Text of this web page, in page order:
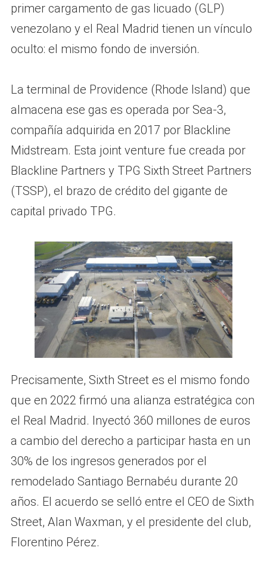
primer cargamento de gas licuado (GLP)
venezolano y el Real Madrid tienen un vínculo
oculto: el mismo fondo de inversión.
La terminal de Providence (Rhode Island) que
almacena ese gas es operada por Sea‑3,
compañía adquirida en 2017 por Blackline
Midstream. Esta joint venture fue creada por
Blackline Partners y TPG Sixth Street Partners
(TSSP), el brazo de crédito del gigante de
capital privado TPG.
Precisamente, Sixth Street es el mismo fondo
que en 2022 firmó una alianza estratégica con
el Real Madrid. Inyectó 360 millones de euros
a cambio del derecho a participar hasta en un
30% de los ingresos generados por el
remodelado Santiago Bernabéu durante 20
años. El acuerdo se selló entre el CEO de Sixth
Street, Alan Waxman, y el presidente del club,
Florentino Pérez.